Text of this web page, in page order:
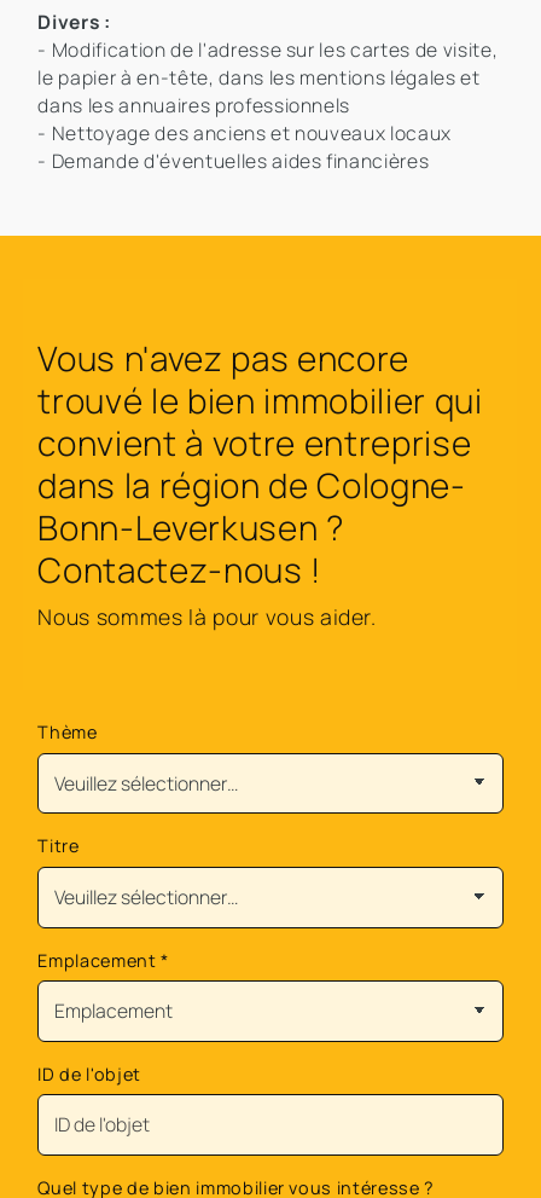
Divers :
- Modification de l'adresse sur les cartes de visite,
le papier à en-tête, dans les mentions légales et
dans les annuaires professionnels
- Nettoyage des anciens et nouveaux locaux
- Demande d'éventuelles aides financières
Vous n'avez pas encore
trouvé le bien immobilier qui
convient à votre entreprise
dans la région de Cologne-
Bonn-Leverkusen ?
Contactez-nous !
Nous sommes là pour vous aider.
Thème
Titre
Emplacement*
ID de l'objet
Quel type de bien immobilier vous intéresse ?